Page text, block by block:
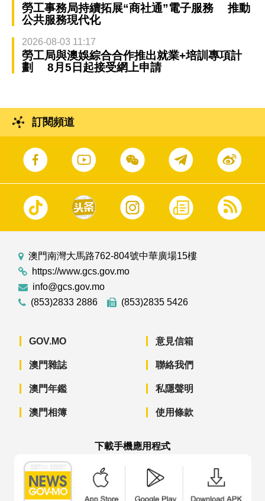
勞工事務局持續拓展“商社通”電子服務 推動
公共服務現代化
2026-08-03 11:17
勞工局與澳娛綜合合作推出就業+培訓專項計
劃 8月5日起接受網上申請
訂閱頻道
澳門南灣大馬路762-804號中華廣場15樓
https://www.gcs.gov.mo
info@gcs.gov.mo
(853)2833 2886
(853)2835 5426
GOV.MO
澳門雜誌
澳門年鑑
澳門相簿
意見信箱
聯絡我們
私隱聲明
使用條款
下載手機應用程式